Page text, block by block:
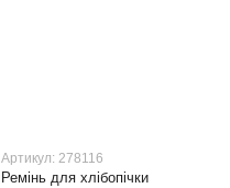
Артикул: 278116
Ремінь для хлібопічки